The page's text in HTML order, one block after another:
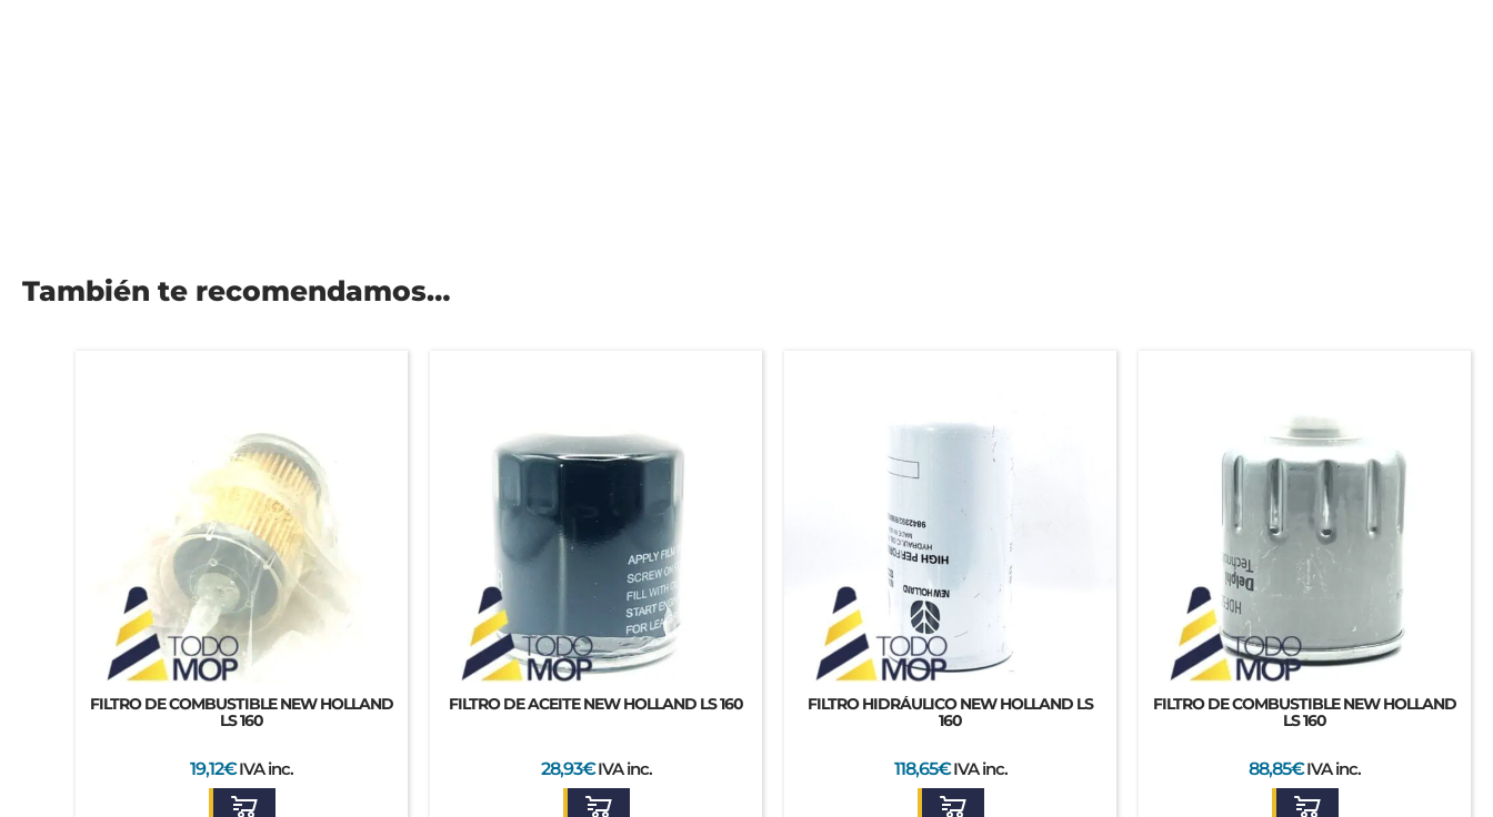
También te recomendamos…
FILTRO DE COMBUSTIBLE NEW HOLLAND
LS 160
19,12€IVA inc.
FILTRO DE ACEITE NEW HOLLAND LS 160
28,93€IVA inc.
FILTRO HIDRÁULICO NEW HOLLAND LS
160
118,65€IVA inc.
FILTRO DE COMBUSTIBLE NEW HOLLAND
LS 160
88,85€IVA inc.